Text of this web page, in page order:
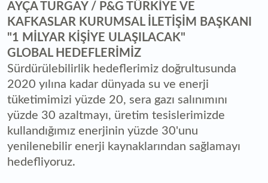
AYÇA TURGAY / P&G TÜRKİYE VE
KAFKASLAR KURUMSAL İLETİŞİM BAŞKANI
"1 MİLYAR KİŞİYE ULAŞILACAK"
GLOBAL HEDEFLERİMİZ
Sürdürülebilirlik hedeflerimiz doğrultusunda
2020 yılına kadar dünyada su ve enerji
tüketimimizi yüzde 20, sera gazı salınımını
yüzde 30 azaltmayı, üretim tesislerimizde
kullandığımız enerjinin yüzde 30'unu
yenilenebilir enerji kaynaklarından sağlamayı
hedefliyoruz.